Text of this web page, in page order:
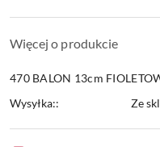
Więcej o produkcie
470 BALON 13cm
Wysyłka::
Ze